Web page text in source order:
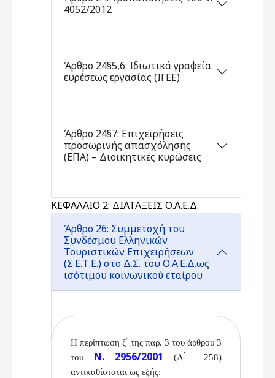
4052/2012
Άρθρο 24§5,6: Ιδιωτικά γραφεία
ευρέσεως εργασίας (ΙΓΕΕ)
Άρθρο 24§7: Επιχειρήσεις
προσωρινής απασχόλησης
(ΕΠΑ) – Διοικητικές κυρώσεις
ΚΕΦΑΛΑΙΟ 2: ΔΙΑΤΑΞΕΙΣ Ο.Α.Ε.Δ.
Άρθρο 26: Συμμετοχή του
Συνδέσμου Ελληνικών
Τουριστικών Επιχειρήσεων
(Σ.Ε.Τ.Ε.) στο Δ.Σ. του Ο.Α.Ε.Δ.ως
ισότιμου κοινωνικού εταίρου
Η περίπτωση ζ ́ της παρ. 3 του άρθρου 3
του Ν. 2956/2001
(Α ́ 258)
αντικαθίσταται ως εξής: